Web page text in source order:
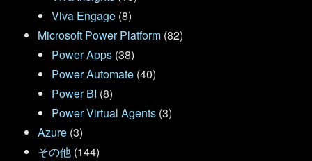
Viva Engage (8)
Microsoft Power Platform (82)
Power Apps (38)
Power Automate (40)
Power BI (8)
Power Virtual Agents (3)
Azure (3)
その他 (144)